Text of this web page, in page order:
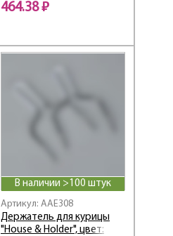
464.38 ₽
В наличии >100 штук
Артикул: AAE308
Держатель для курицы
"House & Holder", цвет: